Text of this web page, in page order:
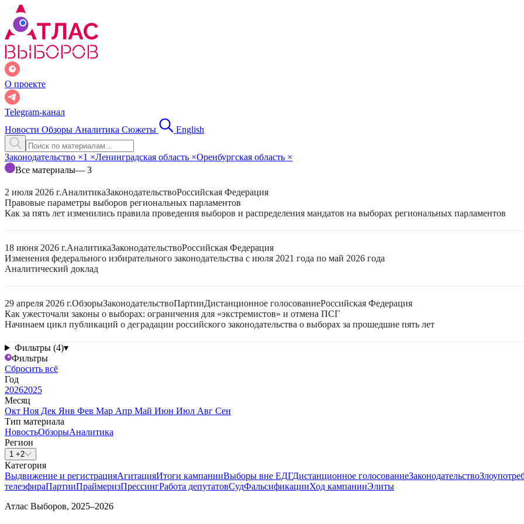
О проекте
Telegram-канал
Новости Обзоры Аналитика Сюжеты English
Законодательство ×1 ×Ленинградская область ×Оренбургская область ×
Все материалы— 3
2 июля 2026 г.АналитикаЗаконодательствоРоссийская Федерация
Правовые параметры выборов региональных парламентов
Как за пять лет изменились правила проведения выборов и распределения мандатов на выборах региональных парламентов
18 июня 2026 г.АналитикаЗаконодательствоРоссийская Федерация
Изменения федерального избирательного законодательства с июля 2021 года по май 2026 года
Аналитический доклад
29 апреля 2026 г.ОбзорыЗаконодательствоПартииДистанционное голосованиеРоссийская Федерация
Как ужесточали законы о выборах: ограничения для «экстремистов» и отмена ПСГ
Начинаем цикл публикаций о деградации российского законодательства о выборах за прошедшие пять лет
Фильтры (4)▾
Фильтры
Сбросить всё
Год
20262025
Месяц
Окт Ноя Дек Янв Фев Мар Апр Май Июн Июл Авг Сен
Тип материала
НовостьОбзорыАналитика
Регион
1 +2
Категория
Выдвижение и регистрацияАгитацияИтоги кампанииВыборы вне ЕДГДистанционное голосованиеЗаконодательство
телеэфираПартииПраймеризПрессингРабота депутатовСудФальсификацииХод кампанииЭлиты
Атлас Выборов, 2025–2026